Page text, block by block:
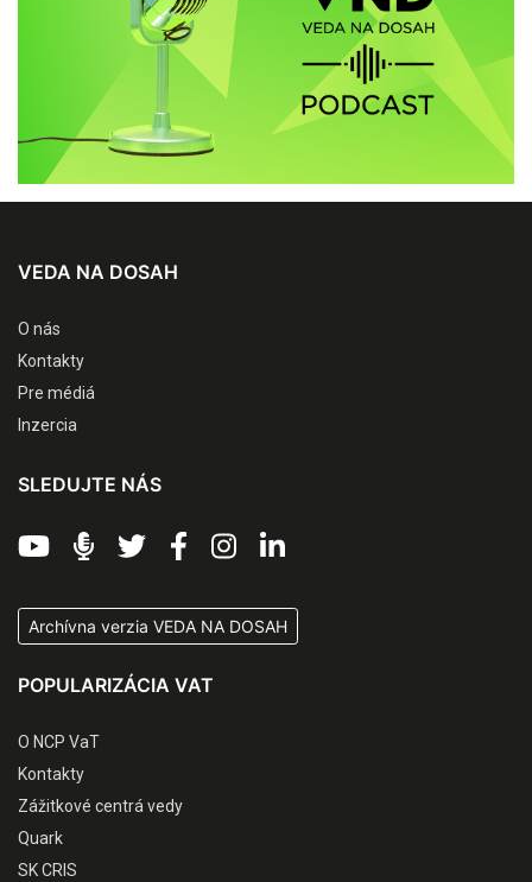
VEDA NA DOSAH
O nás
Kontakty
Pre médiá
Inzercia
SLEDUJTE NÁS
Archívna verzia VEDA NA DOSAH
POPULARIZÁCIA VAT
O NCP VaT
Kontakty
Zážitkové centrá vedy
Quark
SK CRIS